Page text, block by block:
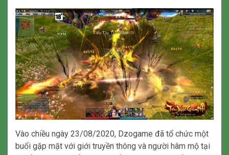
Vào chiều ngày 23/08/2020, Dzogame đã tổ chức một
buổi gặp mặt với giới truyền thông và người hâm mộ tại